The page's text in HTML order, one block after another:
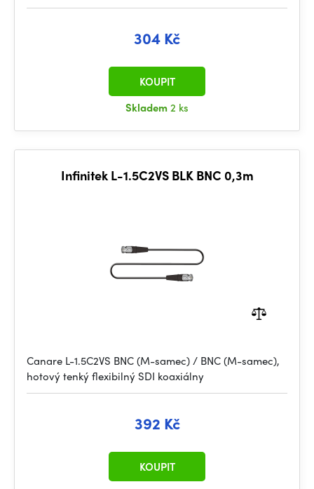
304 Kč
Skladem2 ks
KOUPIT
Infinitek L-1.5C2VS BLK BNC 0,3m
Canare L-1.5C2VS BNC (M-samec) / BNC (M-samec),
hotový tenký flexibilný SDI koaxiálny
392 Kč
KOUPIT